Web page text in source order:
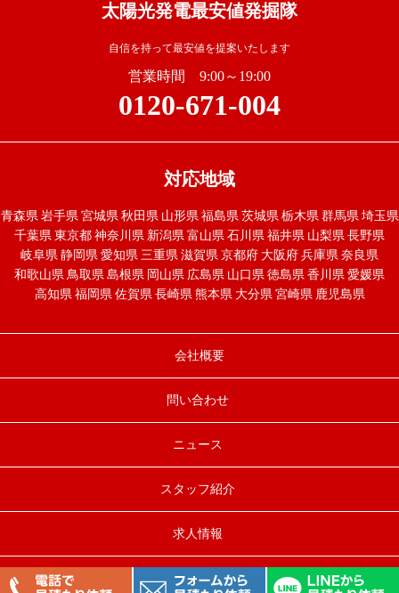
太陽光発電最安値発掘隊
自信を持って最安値を提案いたします
営業時間 9:00～19:00
0120-671-004
対応地域
青森県 岩手県 宮城県 秋田県 山形県 福島県 茨城県 栃木県 群馬県 埼玉県
千葉県 東京都 神奈川県 新潟県 富山県 石川県 福井県 山梨県 長野県
岐阜県 静岡県 愛知県 三重県 滋賀県 京都府 大阪府 兵庫県 奈良県
和歌山県 鳥取県 島根県 岡山県 広島県 山口県 徳島県 香川県 愛媛県
高知県 福岡県 佐賀県 長崎県 熊本県 大分県 宮崎県 鹿児島県
会社概要
問い合わせ
ニュース
スタッフ紹介
求人情報
Copyright© 太陽光発電最安値発掘隊 All Rights Reserved.